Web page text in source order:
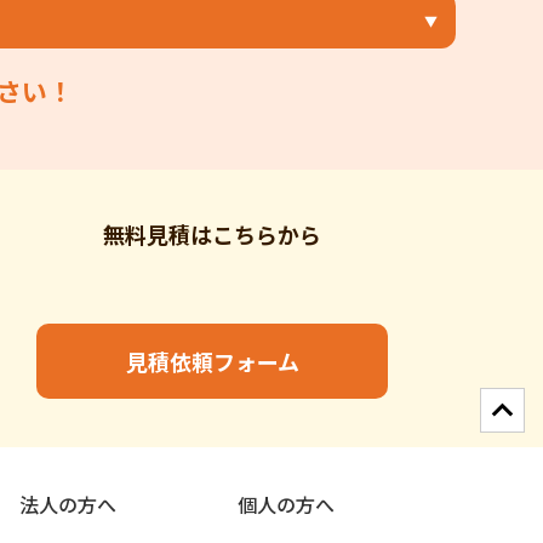
い！
無料見積はこちらから
見積依頼フォーム
法人の方へ
個人の方へ